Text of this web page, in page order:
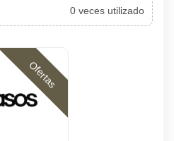
0 veces utilizado
Ofertas